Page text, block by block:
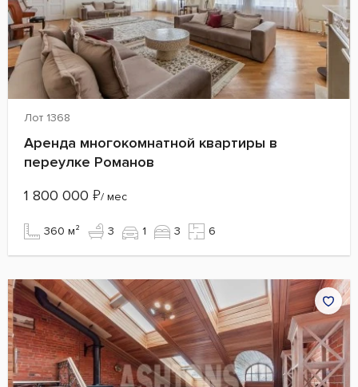
Лот 1368
Аренда многокомнатной квартиры в
переулке Романов
1 800 000 ₽/ мес
360 м² 3 1 3 6